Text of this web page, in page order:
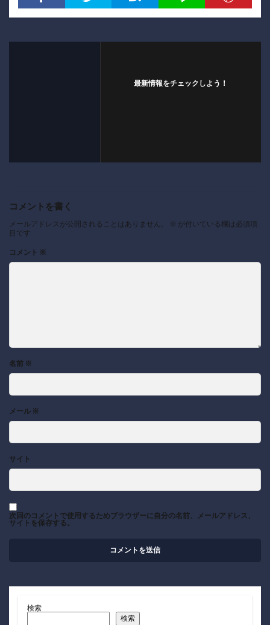
最新情報をチェックしよう！
コメントを書く
メールアドレスが公開されることはありません。 ※ が付いている欄は必須項
目です
コメント ※
名前 ※
メール ※
サイト
次回のコメントで使用するためブラウザーに自分の名前、メールアドレス、
サイトを保存する。
検索
検索